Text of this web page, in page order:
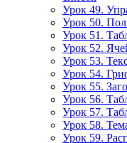
Урок 49.
Урок 50.
Урок 51.
Урок 52.
Урок 53.
Урок 54.
Урок 55.
Урок 56.
Урок 57.
Урок 58.
Урок 59.